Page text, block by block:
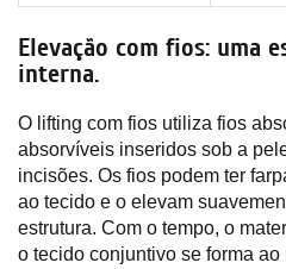
Elevação com fios: uma
interna.
O lifting com fios utiliza fios
absorvíveis inseridos sob a
incisões. Os fios podem ter
ao tecido e o elevam
estrutura. Com o tempo, o
o tecido conjuntivo se forma